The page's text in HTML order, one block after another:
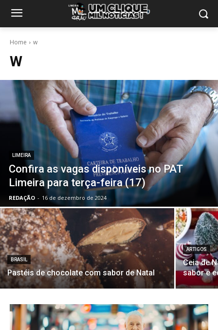
Home w
W
LIMEIRA
Confira as vagas disponíveis no PAT
Limeira para terça-feira (17)
REDAÇÃO - 16 de dezembro de 2024
BRASIL
Pastéis de chocolate com sabor de Natal
ARTIGOS
Ceia de
sabor e